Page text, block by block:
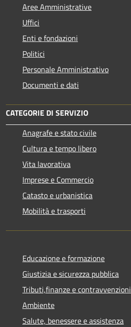
Aree Amministrative
Uffici
Enti e fondazioni
Politici
Personale Amministrativo
Documenti e dati
CATEGORIE DI SERVIZIO
Anagrafe e stato civile
Cultura e tempo libero
Vita lavorativa
Imprese e Commercio
Catasto e urbanistica
Mobilità e trasporti
Educazione e formazione
Giustizia e sicurezza pubblica
Tributi,finanze e contravvenzioni
Ambiente
Salute, benessere e assistenza